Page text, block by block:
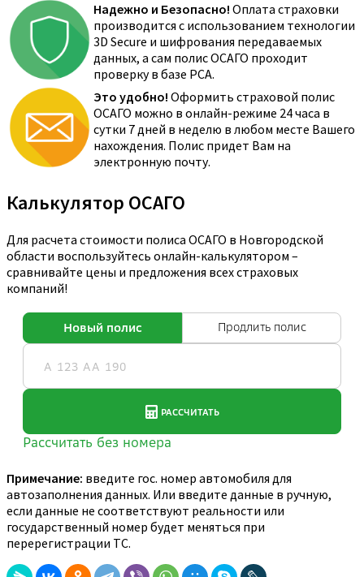
Надежно и Безопасно! Оплата страховки
производится с использованием технологии
3D Secure и шифрования передаваемых
данных, а сам полис ОСАГО проходит
проверку в базе РСА.
Это удобно! Оформить страховой полис
ОСАГО можно в онлайн-режиме 24 часа в
сутки 7 дней в неделю в любом месте Вашего
нахождения. Полис придет Вам на
электронную почту.
Калькулятор ОСАГО
Для расчета стоимости полиса ОСАГО в Новгородской
области воспользуйтесь онлайн-калькулятором –
сравнивайте цены и предложения всех страховых
компаний!
Примечание: введите гос. номер автомобиля для
автозаполнения данных. Или введите данные в ручную,
если данные не соответствуют реальности или
государственный номер будет меняться при
перерегистрации ТС.